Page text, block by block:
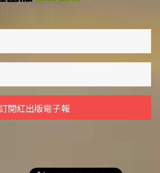
訂閱紅出版電子報